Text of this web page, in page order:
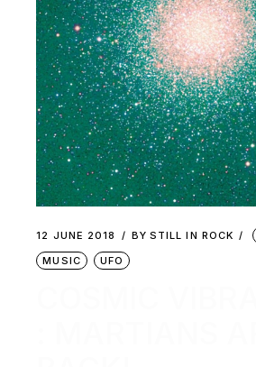
12 JUNE 2018 BY STILL IN ROCK
MUSIC
UFO